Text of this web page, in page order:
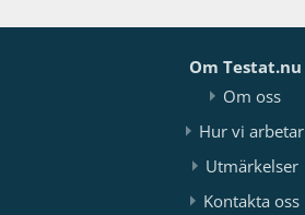
Om Testat.nu
Om oss
Hur vi arbetar
Utmärkelser
Kontakta oss